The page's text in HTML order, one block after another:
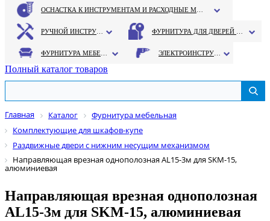
Полный каталог товаров
Главная Каталог
Фурнитура мебельная
Комплектующие для шкафов-купе
Раздвижные двери с нижним несущим механизмом
Направляющая врезная однополозная AL15-3м для SKM-15,
алюминиевая
Направляющая врезная однополозная
AL15-3м для SKM-15, алюминиевая